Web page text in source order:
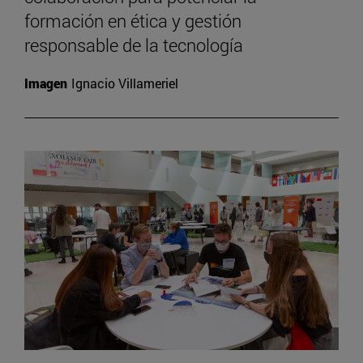
formación en ética y gestión
responsable de la tecnología
Imagen Ignacio Villameriel